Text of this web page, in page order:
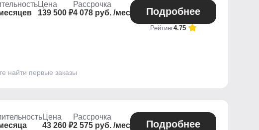
Цена
139 500 ₽
Рассрочка
4 078 руб. /мес
Подробнее
Рейтинг4.75
найти первые заказы
Цена
43 260 ₽
Рассрочка
2 575 руб. /мес
Подробнее